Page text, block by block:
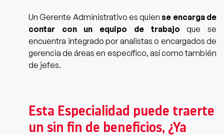
Un Gerente Administrativo es quien se encarga de
contar con un equipo de trabajoque se
encuentra integrado por analistas o encargados de
gerencia de áreas en específico, así como también
de jefes.
Esta Especialidad puede traerte
un sin fin de beneficios, ¿Ya